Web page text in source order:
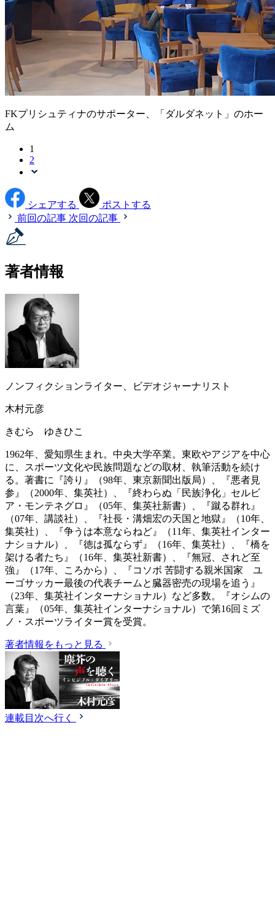
FKプリシュティナのサポーター、「ダルダネット」のホー
ム
1
2
シェアする
ポストする
前回の記事 次回の記事
著者情報
ノンフィクションライター、ビデオジャーナリスト
木村元彦
きむら ゆきひこ
1962年、愛知県生まれ。中央大学卒業。東欧やアジアを中心
に、スポーツ文化や民族問題などの取材、執筆活動を続け
る。著書に『誇り』（98年、東京新聞出版局）、『悪者見
参』（2000年、集英社）、『終わらぬ「民族浄化」セルビ
ア・モンテネグロ』（05年、集英社新書）、『蹴る群れ』
（07年、講談社）、『社長・溝畑宏の天国と地獄』（10年、
集英社）、『争うは本意ならねど』（11年、集英社インター
ナショナル）、『徳は孤ならず』（16年、集英社）、『橋を
架ける者たち』（16年、集英社新書）、『無冠、されど至
強』（17年、ころから）、『コソボ 苦闘する親米国家 ユ
ーゴサッカー最後の代表チームと臓器密売の現場を追う』
（23年、集英社インターナショナル）など多数。『オシムの
言葉』（05年、集英社インターナショナル）で第16回ミズ
ノ・スポーツライター賞を受賞。
著者情報をもっと見る
連載目次へ行く